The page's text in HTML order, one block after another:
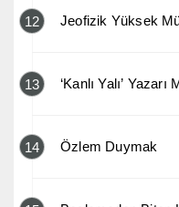
12 Jeofizik Yüksek
13 ‘Kanlı Yalı’
14 Özlem Duymak